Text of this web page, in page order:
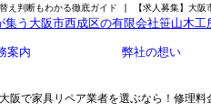
え判断もわかる徹底ガイド | 【求人募集】大阪
案内 弊社の想い
阪で家具リペア業者を選ぶなら！修理料